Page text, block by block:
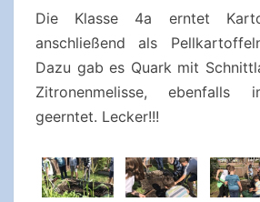
Die Klasse 4a erntet
anschließend als
Dazu gab es Quark mit
Zitronenmelisse, ebenfalls
geerntet. Lecker!!!